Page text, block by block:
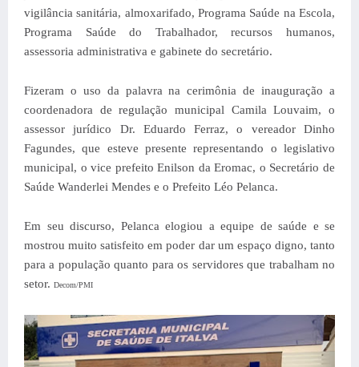
vigilância sanitária, almoxarifado, Programa Saúde na Escola,
Programa Saúde do Trabalhador, recursos humanos,
assessoria administrativa e gabinete do secretário.
Fizeram o uso da palavra na cerimônia de inauguração a
coordenadora de regulação municipal Camila Louvaim, o
assessor jurídico Dr. Eduardo Ferraz, o vereador Dinho
Fagundes, que esteve presente representando o legislativo
municipal, o vice prefeito Enilson da Eromac, o Secretário de
Saúde Wanderlei Mendes e o Prefeito Léo Pelanca.
Em seu discurso, Pelanca elogiou a equipe de saúde e se
mostrou muito satisfeito em poder dar um espaço digno, tanto
para a população quanto para os servidores que trabalham no
setor. Decom/PMI